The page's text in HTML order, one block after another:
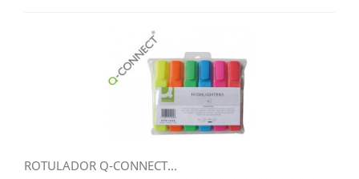
ROTULADOR Q-CONNECT...